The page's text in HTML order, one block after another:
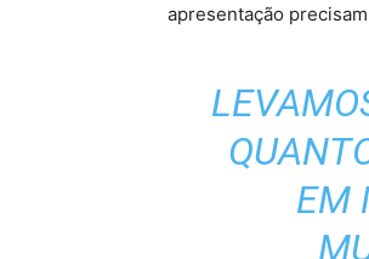
apresentação
EM